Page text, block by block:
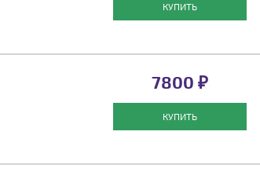
КУПИТЬ
7800 ₽
КУПИТЬ